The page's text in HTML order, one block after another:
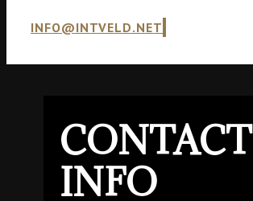
INFO@INTVELD.NET
CONTACT
INFO